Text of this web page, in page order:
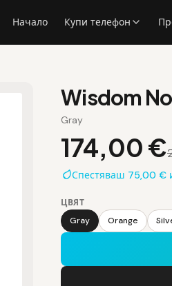
Начало Купи телефон
Wisdom
Gray
174,00 €
Спестяваш 75,00 €
ЦВЯТ
Gray
Orange